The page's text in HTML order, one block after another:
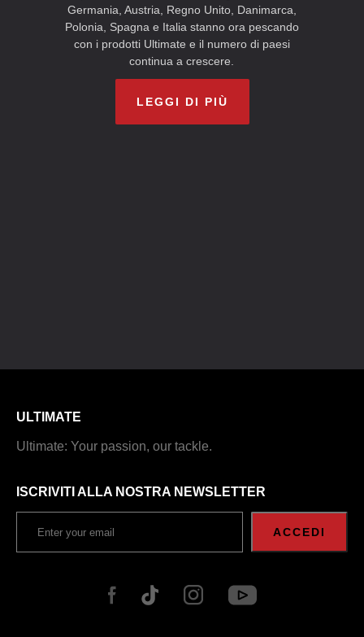
Germania, Austria, Regno Unito, Danimarca,
Polonia, Spagna e Italia stanno ora pescando
con i prodotti Ultimate e il numero di paesi
continua a crescere.
LEGGI DI PIÙ
ULTIMATE
Ultimate: Your passion, our tackle.
ISCRIVITI ALLA NOSTRA NEWSLETTER
ACCEDI